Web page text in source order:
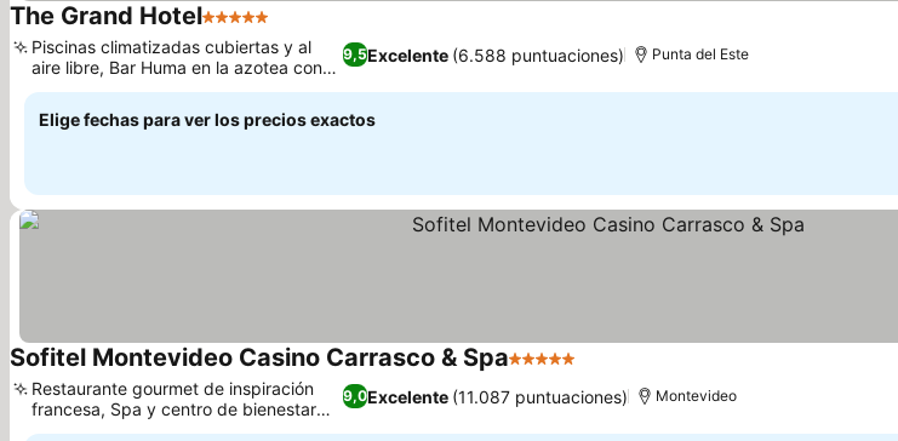
The Grand Hotel5 Estrellas
9,5Excelente (6.588 puntuaciones)
Piscinas climatizadas cubiertas y al
aire libre, Bar Huma en la azotea con
vistas al mar
Punta del Este
Elige fechas para ver los precios exactos
Sofitel Montevideo Casino Carrasco & Spa5 Estrellas
9,0Excelente (11.087 puntuaciones)
Restaurante gourmet de inspiración
francesa, Spa y centro de bienestar
galardonados
Montevideo